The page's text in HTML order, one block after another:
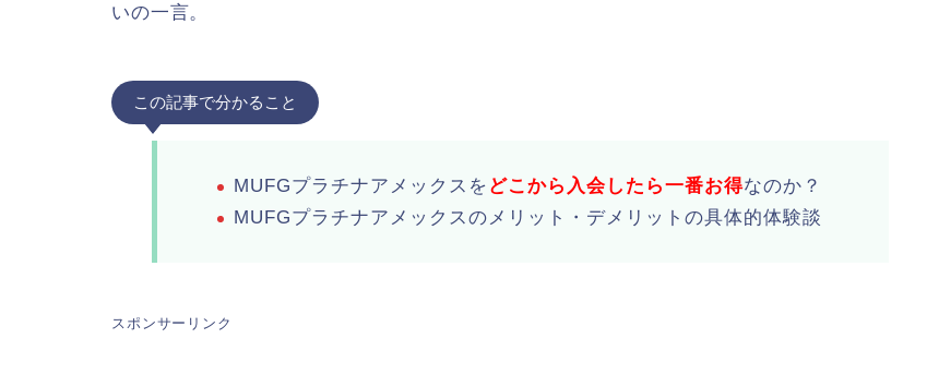
いの一言。
この記事で分かること
MUFGプラチナアメックスを どこから入会したら一番お得なのか？
MUFGプラチナアメックスのメリット・デメリットの具体的体験談
スポンサーリンク